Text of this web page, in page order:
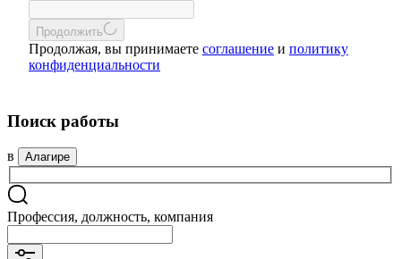
Продолжить
Продолжая, вы принимаете соглашение и политику
конфиденциальности
Поиск работы
в Алагире
Профессия, должность, компания